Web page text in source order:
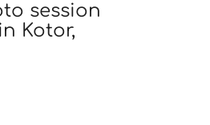
session
Kotor,